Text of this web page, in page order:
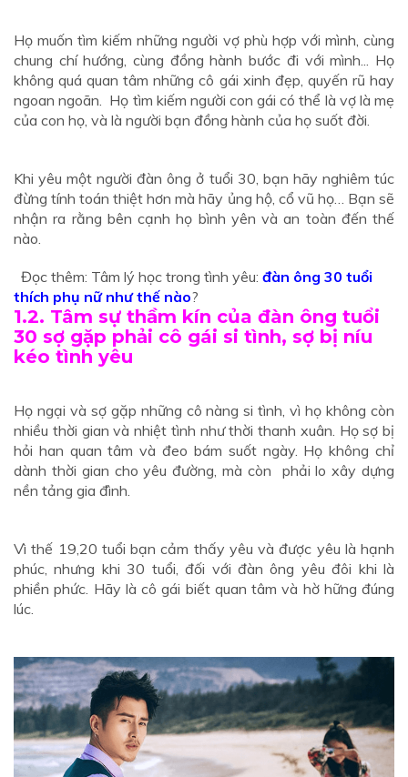
Họ muốn tìm kiếm những người vợ phù hợp với mình, cùng
chung chí hướng, cùng đồng hành bước đi với mình... Họ
không quá quan tâm những cô gái xinh đẹp, quyến rũ hay
ngoan ngoãn. Họ tìm kiếm người con gái có thể là vợ là mẹ
của con họ, và là người bạn đồng hành của họ suốt đời.
Khi yêu một người đàn ông ở tuổi 30, bạn hãy nghiêm túc
đừng tính toán thiệt hơn mà hãy ủng hộ, cổ vũ họ… Bạn sẽ
nhận ra rằng bên cạnh họ bình yên và an toàn đến thế
nào.
Đọc thêm: Tâm lý học trong tình yêu: đàn ông 30 tuổi
thích phụ nữ như thế nào?
1.2. Tâm sự thầm kín của đàn ông tuổi
30 sợ gặp phải cô gái si tình, sợ bị níu
kéo tình yêu
Họ ngại và sợ gặp những cô nàng si tình, vì họ không còn
nhiều thời gian và nhiệt tình như thời thanh xuân. Họ sợ bị
hỏi han quan tâm và đeo bám suốt ngày. Họ không chỉ
dành thời gian cho yêu đường, mà còn phải lo xây dựng
nền tảng gia đình.
Vì thế 19,20 tuổi bạn cảm thấy yêu và được yêu là hạnh
phúc, nhưng khi 30 tuổi, đối với đàn ông yêu đôi khi là
phiền phức. Hãy là cô gái biết quan tâm và hờ hững đúng
lúc.